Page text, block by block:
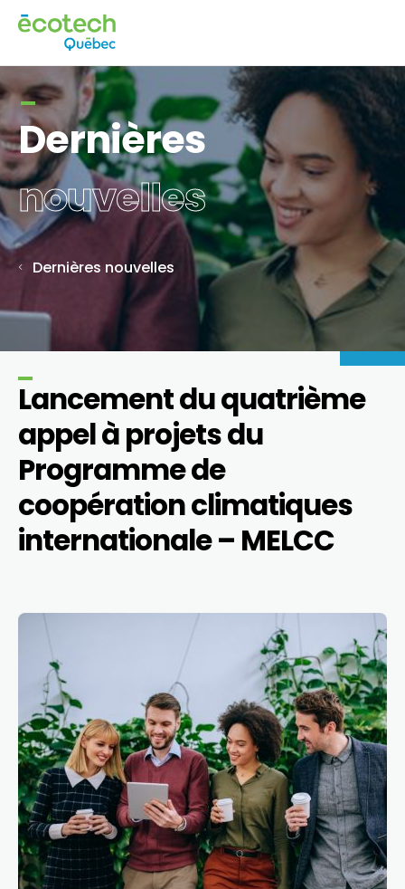
Dernières
nouvelles
Dernières nouvelles
Lancement du quatrième
appel à projets du
Programme de
coopération climatiques
internationale – MELCC